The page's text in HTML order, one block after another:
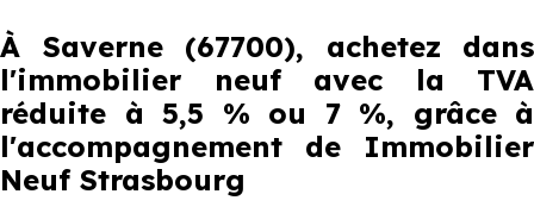
À Saverne (67700), achetez dans
l'immobilier neuf avec la TVA
réduite à 5,5 % ou 7 %, grâce à
l'accompagnement de Immobilier
Neuf Strasbourg